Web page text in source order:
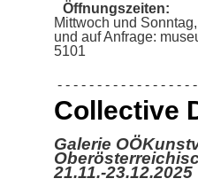
Öffnungszeiten:
Mittwoch und
und auf Anfrage:
5101
- - - - - - - - - - - - - - - - -
Collective
Galerie
21.11.-23.12.2025